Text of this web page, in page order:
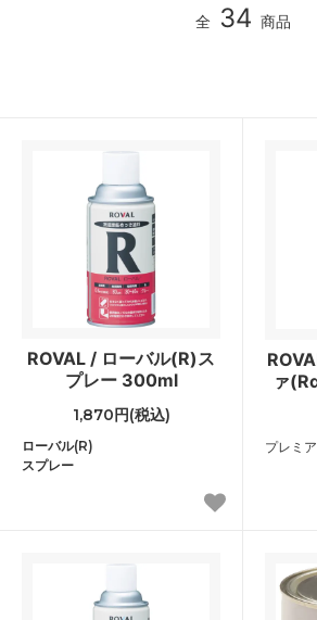
全 34 商品
ROVAL / ローバル(R)ス
プレー 300ml
1,870円(税込)
ローバル(R)
スプレー
ァ
プレミ